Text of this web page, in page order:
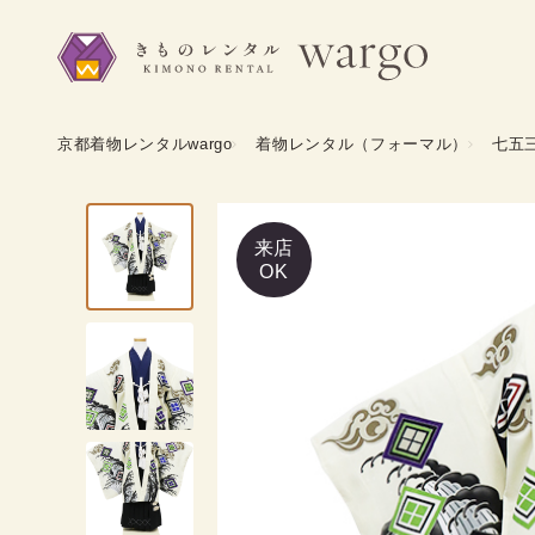
京都着物レンタルwargo 着物レンタル（フォーマル） 七五
来店
OK